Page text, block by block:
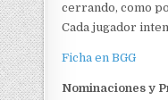
cerrando, como
Cada jugador
Ficha en BGG
Nominaciones y